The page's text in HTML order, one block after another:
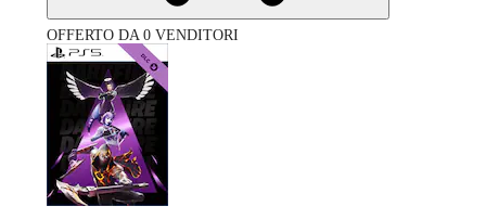
OFFERTO DA 0 VENDITORI